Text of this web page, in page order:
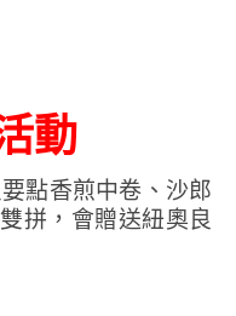
動
點香煎中卷、沙郎
拼，會贈送紐奧良